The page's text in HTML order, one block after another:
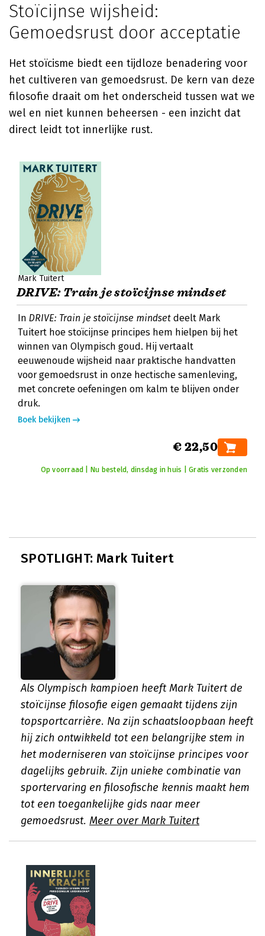
Stoïcijnse wijsheid:
Gemoedsrust door acceptatie
Het stoïcisme biedt een tijdloze benadering voor
het cultiveren van gemoedsrust. De kern van deze
filosofie draait om het onderscheid tussen wat we
wel en niet kunnen beheersen - een inzicht dat
direct leidt tot innerlijke rust.
Mark Tuitert
DRIVE: Train je stoïcijnse mindset
In DRIVE: Train je stoïcijnse mindset deelt Mark
Tuitert hoe stoïcijnse principes hem hielpen bij het
winnen van Olympisch goud. Hij vertaalt
eeuwenoude wijsheid naar praktische handvatten
voor gemoedsrust in onze hectische samenleving,
met concrete oefeningen om kalm te blijven onder
druk.
Boek bekijken
€ 22,50
Op voorraad | Nu besteld, dinsdag in huis | Gratis verzonden
SPOTLIGHT: Mark Tuitert
Als Olympisch kampioen heeft Mark Tuitert de
stoïcijnse filosofie eigen gemaakt tijdens zijn
topsportcarrière. Na zijn schaatsloopbaan heeft
hij zich ontwikkeld tot een belangrijke stem in
het moderniseren van stoïcijnse principes voor
dagelijks gebruik. Zijn unieke combinatie van
sportervaring en filosofische kennis maakt hem
tot een toegankelijke gids naar meer
gemoedsrust. Meer over Mark Tuitert